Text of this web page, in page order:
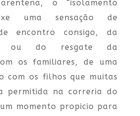
o “isolamento
uma sensação de
encontro consigo, da
ou do resgate da
os familiares, de uma
com os filhos que muitas
permitida na correria do
momento propicio para